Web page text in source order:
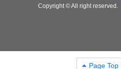
Page Top
Copyright © All right reserved.